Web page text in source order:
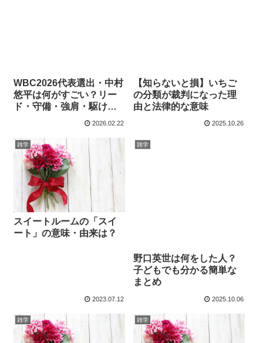
WBC2026代表選出・中村
悠平は何がすごい？リー
ド・守備・強肩・駆け引
きを捕手目線で解説
2026.02.22
【知らないと損】いちご
の分類が裁判になった理
由と法律的な意味
2025.10.26
雑学
スイートルームの「スイ
ート」の意味・由来は？
2023.07.12
雑学
野口英世は何をした人？
子どもでも分かる簡単な
まとめ
2025.10.06
雑学 雑学